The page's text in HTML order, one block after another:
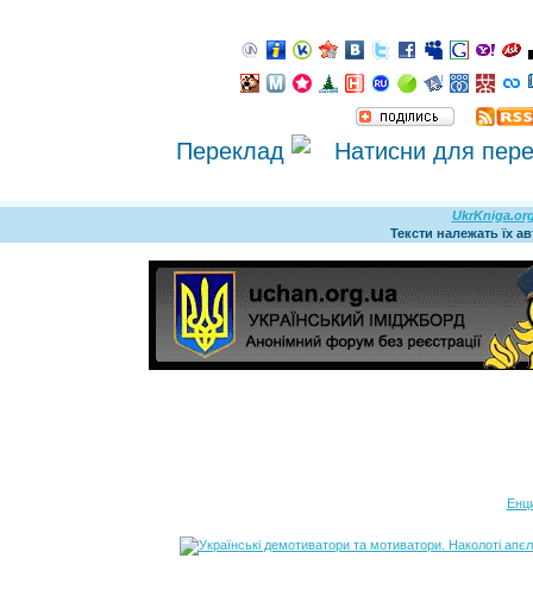
Переклад
Тексти належать їх